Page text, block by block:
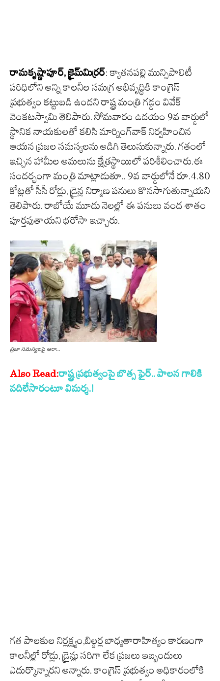
రామ‌కృష్ణాపూర్‌, క్రైమ్‌మిర్ర‌ర్‌: క్యాతనపల్లి మున్సిపాలిటీ
పరిధిలోని అన్ని కాలనీల సమగ్ర అభివృద్ధికి కాంగ్రెస్‌
ప్రభుత్వం కట్టుబడి ఉందని రాష్ట్ర మంత్రి గడ్డం వివేక్‌
వెంకటస్వామి తెలిపారు. సోమవారం ఉదయం 9వ వార్డులో
స్థానిక నాయకులతో కలిసి మార్నింగ్‌వాక్‌ నిర్వహించిన
ఆయన ప్రజల సమస్యలను అడిగి తెలుసుకున్నారు. గతంలో
ఇచ్చిన హామీల అమలును క్షేత్రస్థాయిలో పరిశీలించారు.ఈ
సందర్భంగా మంత్రి మాట్లాడుతూ.. 9వ వార్డులోనే రూ.4.80
కోట్లతో సీసీ రోడ్లు, డ్రైన్ల నిర్మాణ పనులు కొనసాగుతున్నాయని
తెలిపారు. రాబోయే మూడు నెలల్లో ఈ పనులు వంద శాతం
పూర్తవుతాయని భరోసా ఇచ్చారు.
ప్రజా సమస్యలపై ఆరా…
Also Read:రాష్ట్ర ప్రభుత్వంపై బొత్స ఫైర్.. పాలన గాలికి
వదిలేసారంటూ విమర్శ.!
గత పాలకుల నిర్లక్ష్యం,బిల్డర్ల బాధ్యతారాహిత్యం కారణంగా
కాలనీల్లో రోడ్లు, డ్రైన్లు సరిగా లేక ప్రజలు ఇబ్బందులు
ఎదుర్కొన్నారని అన్నారు. కాంగ్రెస్‌ ప్రభుత్వం అధికారంలోకి